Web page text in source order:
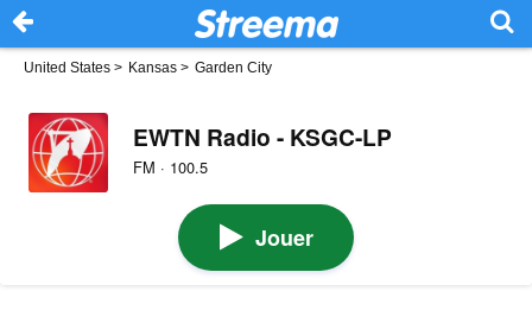
United States > Kansas > Garden City
EWTN Radio - KSGC-LP
FM · 100.5
Jouer